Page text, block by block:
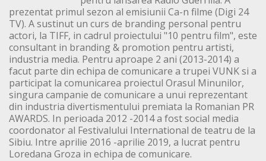
prezentat primul sezon al emisiunii Ca-n filme (Digi 24
TV). A sustinut un curs de branding personal pentru
actori, la TIFF, in cadrul proiectului "10 pentru film", este
consultant in branding & promotion pentru artisti,
industria media. Pentru aproape 2 ani (2013-2014) a
facut parte din echipa de comunicare a trupei VUNK si a
participat la comunicarea proiectul Orasul Minunilor,
singura campanie de comunicare a unui reprezentant
din industria divertismentului premiata la Romanian PR
AWARDS. In perioada 2012 -2014 a fost social media
coordonator al Festivalului International de teatru de la
Sibiu. Intre aprilie 2016 -aprilie 2019, a lucrat pentru
Loredana Groza in echipa de comunicare.